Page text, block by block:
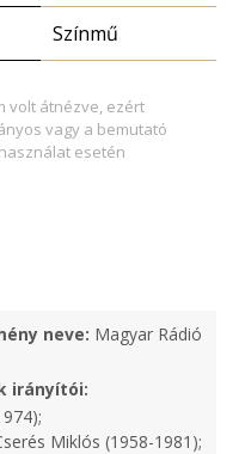
Színmű
volt átnézve, ezért
vagy a bemutató
esetén
neve: Magyar Rádió
irányítói:
Miklós (1958-1981);